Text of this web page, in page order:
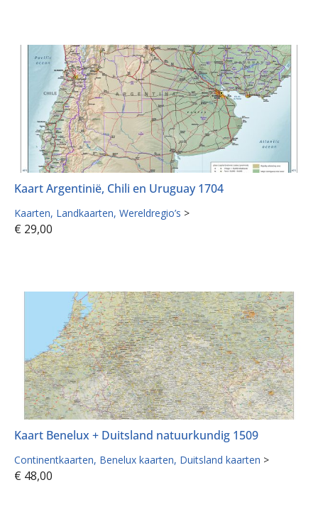
Kaart Argentinië, Chili en Uruguay 1704
Kaarten Landkaarten Wereldregio’s >
€ 29,00
Kaart Benelux + Duitsland natuurkundig 1509
Continentkaarten Benelux kaarten Duitsland kaarten >
€ 48,00